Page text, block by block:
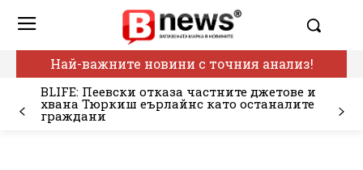
Най-важните новини с точния анализ!
BLIFE: Пеевски отказа частните джетове и
хвана Тюркиш еърлайнс като останалите
граждани